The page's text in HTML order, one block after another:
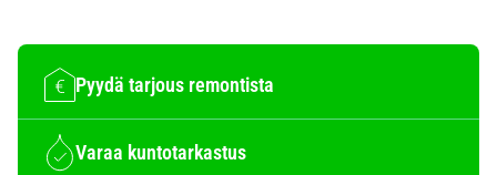
Pyydä tarjous remontista
Varaa kuntotarkastus